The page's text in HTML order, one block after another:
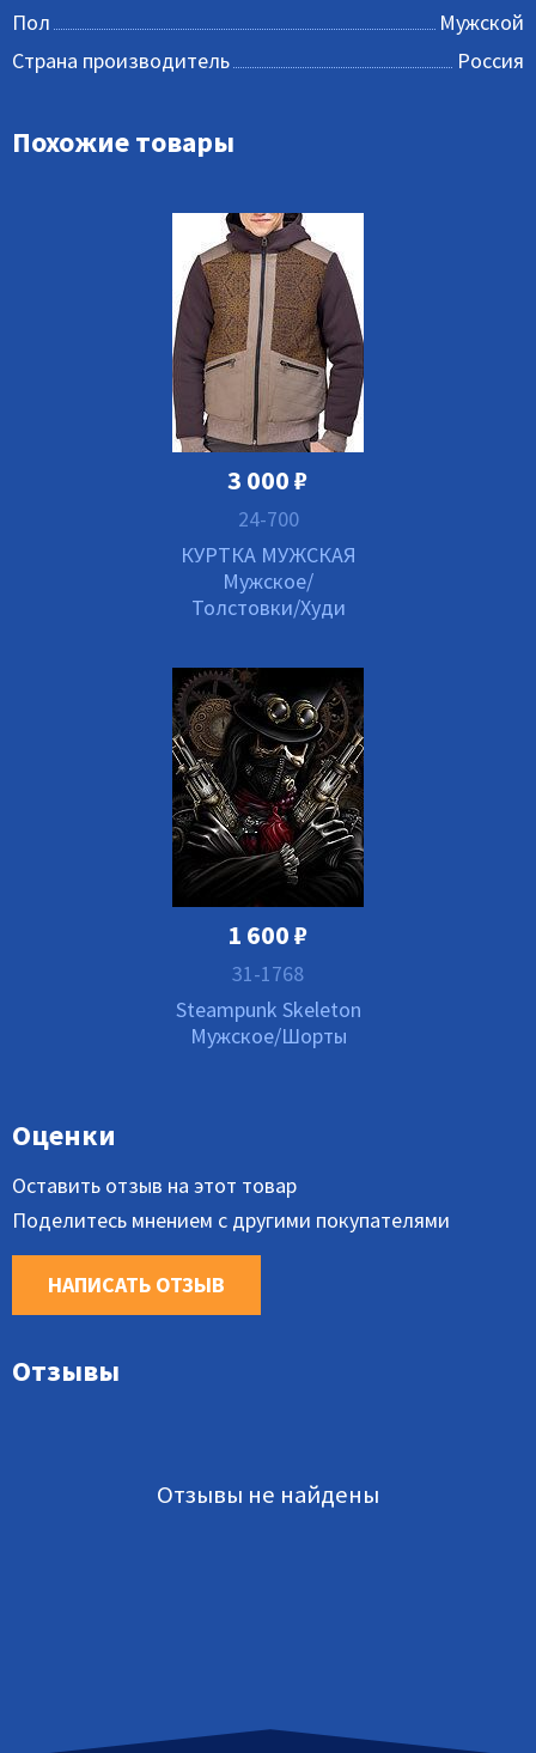
Пол
Мужской
Страна производитель
Россия
Похожие товары
3 000₽
24-700
КУРТКА МУЖСКАЯ
Мужское/
Толстовки/Худи
1 600₽
31-1768
Steampunk Skeleton
Мужское/Шорты
Отзывы
Отзывы не найдены
Оценки
Оставить отзыв на этот товар
Поделитесь мнением с другими покупателями
НАПИСАТЬ ОТЗЫВ